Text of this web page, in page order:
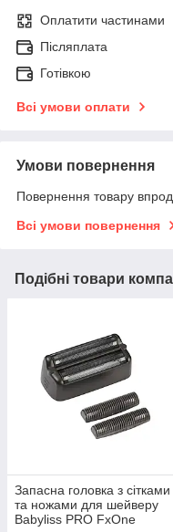
Оплатити частинами
Післяплата
Готівкою
Всі умови оплати
Умови повернення
Повернення товару
Всі умови повернення
Подібні товари
Запасна головка з сітками
та ножами для шейверу
Babyliss PRO FxOne